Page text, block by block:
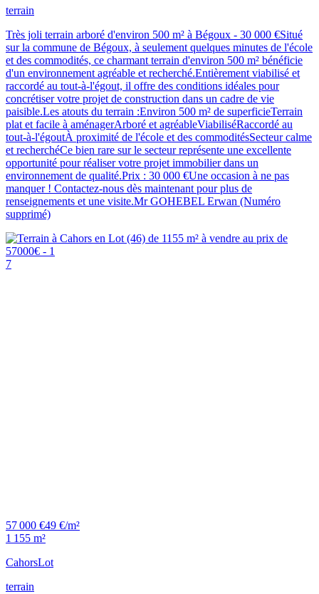
terrain
Très joli terrain arboré d'environ 500 m² à Bégoux - 30 000 €Situé
sur la commune de Bégoux, à seulement quelques minutes de l'école
et des commodités, ce charmant terrain d'environ 500 m² bénéficie
d'un environnement agréable et recherché.Entièrement viabilisé et
raccordé au tout-à-l'égout, il offre des conditions idéales pour
concrétiser votre projet de construction dans un cadre de vie
paisible.Les atouts du terrain :Environ 500 m² de superficieTerrain
plat et facile à aménagerArboré et agréableViabiliséRaccordé au
tout-à-l'égoutÀ proximité de l'école et des commoditésSecteur calme
et recherchéCe bien rare sur le secteur représente une excellente
opportunité pour réaliser votre projet immobilier dans un
environnement de qualité.Prix : 30 000 €Une occasion à ne pas
manquer ! Contactez-nous dès maintenant pour plus de
renseignements et une visite.Mr GOHEBEL Erwan (Numéro
supprimé)
7
57 000 €49 €/m²
1 155 m²
CahorsLot
terrain